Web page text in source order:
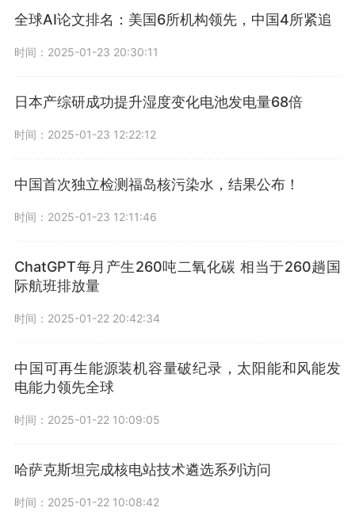
全球AI论文排名：美国6所机构领先，中国4所紧追
时间：2025-01-23 20:30:11
日本产综研成功提升湿度变化电池发电量68倍
时间：2025-01-23 12:22:12
中国首次独立检测福岛核污染水，结果公布！
时间：2025-01-23 12:11:46
ChatGPT每月产生260吨二氧化碳 相当于260趟国
际航班排放量
时间：2025-01-22 20:42:34
中国可再生能源装机容量破纪录，太阳能和风能发
电能力领先全球
时间：2025-01-22 10:09:05
哈萨克斯坦完成核电站技术遴选系列访问
时间：2025-01-22 10:08:42